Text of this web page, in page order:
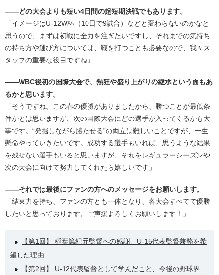
――どの大会よりも短い4日間の超短期決戦でもあります。
「イメージはU-12W杯（10日で9試合）などと変わらないのかなと
思うので、まずは初戦に全力を注ぎたいですし、それまでの気持ち
の持ち方や運び方については、鞭を打つことも必要なので、我々ス
タッフの重要な役目ですね」
――WBC後初の国際大会で、熱狂や盛り上がりの継承という面もあ
るかと思います。
「そうですね。この春の優勝がありましたから、勝つことが最低条
件かとは思いますが、次の国際大会にどの選手が入ってくるかも大
事です。“発掘しながら勝たせる”の両立は難しいことですが、一生
懸命やっていきたいです。成功する選手もいれば、思うような結果
を残せない選手もいると思いますが、それをレギュラーシーズンや
次の大会に向けて努力してくれたら嬉しいです」
――それでは最後にファンの方へのメッセージをお願いします。
「結束力を持ち、ファンの方とも一体となり、各大会すべてで優勝
したいと思っております。ご声援よろしくお願いします！」
【第1回】 稲葉篤紀元監督への感謝、U-15代表監督兼務を希
望した理由
【第2回】 U-12代表監督として学んだこと、今後の野球界